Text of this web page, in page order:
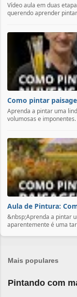
Vídeo aula em duas
querendo aprender
Como pintar
Aprenda a pintar uma
volumosas e imponentes.
Aula de Pintura:
&nbsp;Aprenda a pintar
aparentemente é uma
Mais populares
Pintando com